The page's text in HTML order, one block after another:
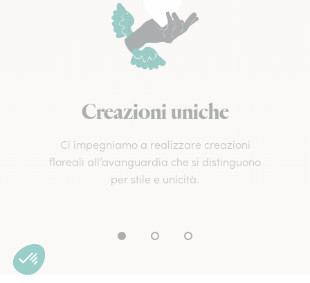
Creazioni uniche
Ci impegniamo a realizzare creazioni
floreali all’avanguardia che si distinguono
per stile e unicità.